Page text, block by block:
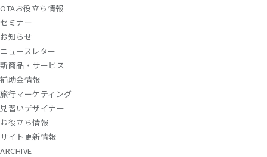
OTAお役立ち情報
セミナー
お知らせ
ニュースレター
新商品・サービス
補助金情報
旅行マーケティング
見習いデザイナー
お役立ち情報
サイト更新情報
ARCHIVE